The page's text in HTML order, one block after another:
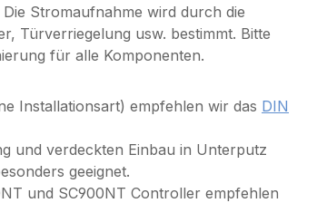
Stromaufnahme wird durch die
Türverriegelung usw. bestimmt. Bitte
für alle Komponenten.
Installationsart) empfehlen wir das DIN
und verdeckten Einbau in Unterputz
geeignet.
und SC900NT Controller empfehlen